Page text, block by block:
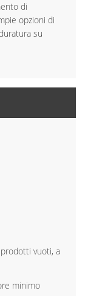
di
opzioni di
su
vuoti, a
minimo